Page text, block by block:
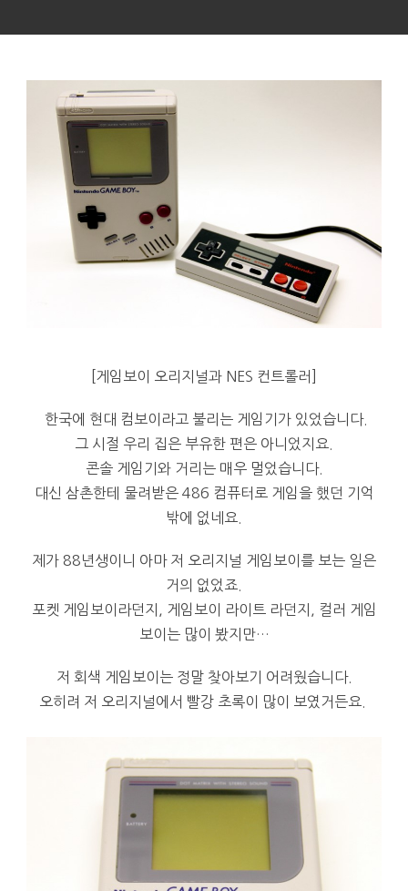
[게임보이 오리지널과 NES 컨트롤러]
한국에 현대 컴보이라고 불리는 게임기가 있었습니다.
그 시절 우리 집은 부유한 편은 아니었지요.
콘솔 게임기와 거리는 매우 멀었습니다.
대신 삼촌한테 물려받은 486 컴퓨터로 게임을 했던 기억
밖에 없네요.
제가 88년생이니 아마 저 오리지널 게임보이를 보는 일은
거의 없었죠.
포켓 게임보이라던지, 게임보이 라이트 라던지, 컬러 게임
보이는 많이 봤지만…
저 회색 게임보이는 정말 찾아보기 어려웠습니다.
오히려 저 오리지널에서 빨강 초록이 많이 보였거든요.